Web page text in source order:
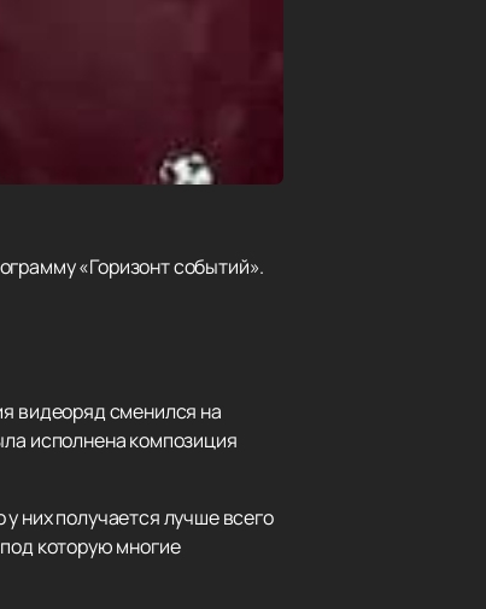
«Горизонт событий».
видеоряд сменился на
исполнена композиция
них получается лучше всего
которую многие